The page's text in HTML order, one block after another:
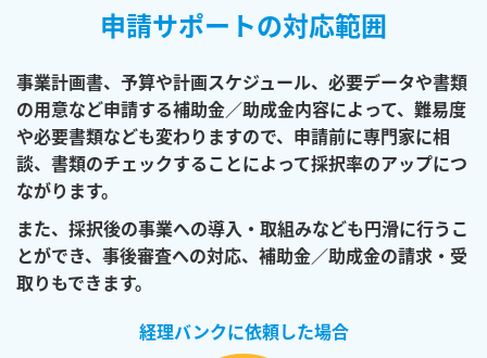
申請サポートの対応範囲
事業計画書、予算や計画スケジュール、必要データや書類
の用意など申請する補助金／助成金内容によって、難易度
や必要書類なども変わりますので、 申請前に専門家に相
談、書類のチェックすることによって採択率のアップにつ
ながります。
また、採択後の事業への導入・取組みなども円滑に行うこ
とができ、 事後審査への対応、補助金／助成金の請求・受
取りもできます。
経理バンクに依頼した場合